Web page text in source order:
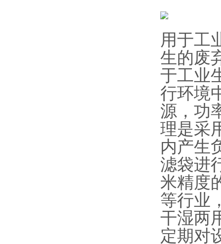
用于工
生的废
于工业
行环境
源，功
理是采
内产生
滤袋进
米精度
等行业
干湿两
定期对